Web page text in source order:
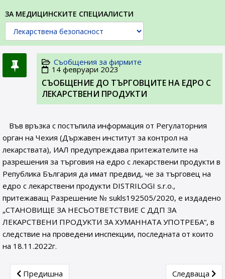
ЗА МЕДИЦИНСКИТЕ СПЕЦИАЛИСТИ
Съобщения за фирмите
14 февруари 2023
СЪОБЩЕНИE ДО ТЪРГОВЦИТЕ НА ЕДРО С
ЛЕКАРСТВЕНИ ПРОДУКТИ
Във връзка с постъпила информация от Регулаторния
орган на Чехия (Държавен институт за контрол на
лекарствата), ИАЛ предупреждава притежателите на
разрешения за търговия на едро с лекарствени продукти в
Република България да имат предвид, че за търговец на
едро с лекарствени продукти DISTRILOGI s.r.o.,
притежаващ Разрешение № sukls192505/2020, e издадено
„СТАНОВИЩЕ ЗА НЕСЪОТВЕТСТВИЕ С ДДП ЗА
ЛЕКАРСТВЕНИ ПРОДУКТИ ЗА ХУМАННАТА УПОТРЕБА“, в
следствие на проведени инспекции, последната от които
на 18.11.2022г.
Previous article: СЪОБЩЕНИE ДО ТЪРГОВЦИТЕ НА
Предишна Next article:
Следваща